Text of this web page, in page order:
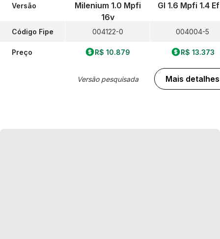
Versão
Código Fipe
Preço
Milenium 1.0 Mpfi
16v
004122-0
R$ 10.879
Versão pesquisada
Gl 1.6 Mpfi 1.4
004004-5
R$ 13.373
Mais detalhes